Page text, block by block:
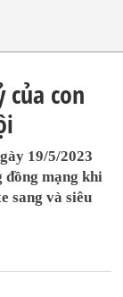
của con
19/5/2023
đồng mạng khi
sang và siêu